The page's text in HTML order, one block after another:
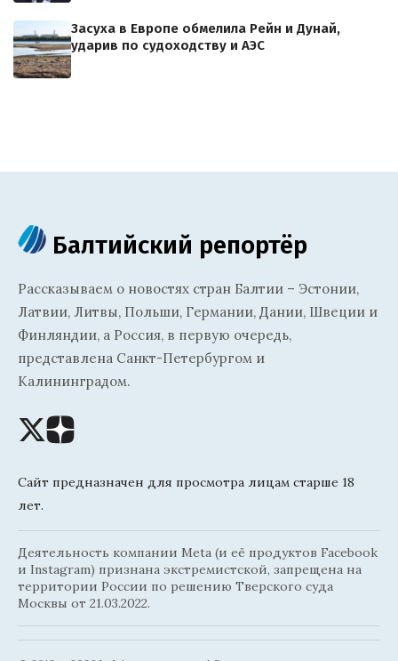
Засуха в Европе обмелила Рейн и Дунай,
ударив по судоходству и АЭС
Балтийский репортёр
Рассказываем о новостях стран Балтии – Эстонии,
Латвии, Литвы, Польши, Германии, Дании, Швеции и
Финляндии, а Россия, в первую очередь,
представлена Санкт-Петербургом и
Калининградом.
Сайт предназначен для просмотра лицам старше 18
лет.
Деятельность компании Meta (и её продуктов Facebook
и Instagram) признана экстремистской, запрещена на
территории России по решению Тверского суда
Москвы от 21.03.2022.